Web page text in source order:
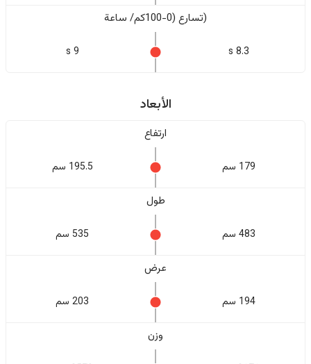
(تسارع (0-100كم/ ساعة
8.3 s
9 s
الأبعاد
ارتفاع
179 سم 195.5 سم
طول
483 سم 535 سم
عرض
194 سم 203 سم
وزن